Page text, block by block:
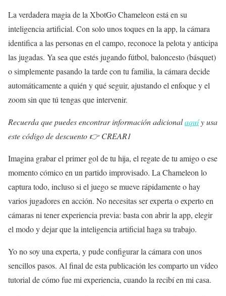
La verdadera magia de la XbotGo Chameleon está en su
inteligencia artificial. Con solo unos toques en la app, la cámara
identifica a las personas en el campo, reconoce la pelota y anticipa
las jugadas. Ya sea que estés jugando fútbol, baloncesto (básquet)
o simplemente pasando la tarde con tu familia, la cámara decide
automáticamente a quién y qué seguir, ajustando el enfoque y el
zoom sin que tú tengas que intervenir.
Recuerda que puedes encontrar información adicionalaquíy usa
este código de descuento 👉 CREAR1
Imagina grabar el primer gol de tu hija, el regate de tu amigo o ese
momento cómico en un partido improvisado. La Chameleon lo
captura todo, incluso si el juego se mueve rápidamente o hay
varios jugadores en acción. No necesitas ser experta o experto en
cámaras ni tener experiencia previa: basta con abrir la app, elegir
el modo y dejar que la inteligencia artificial haga su trabajo.
Yo no soy una experta, y pude configurar la cámara con unos
sencillos pasos. Al final de esta publicación les comparto un vídeo
tutorial de cómo fue mi experiencia, cuando la recibí en mi casa.